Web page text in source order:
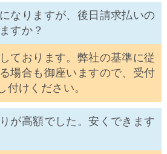
なりますが、後日請求払いの
すか？
ております。弊社の基準に従
場合も御座いますので、受付
付けください。
が高額でした。安くできます